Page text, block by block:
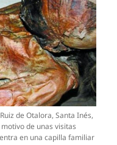
de Otalora, Santa Inés,
de unas visitas
en una capilla familiar